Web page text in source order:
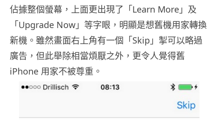
佔據整個螢幕，上面更出現了「Learn More」及
「Upgrade Now」等字眼，明顯是想舊機用家轉換
新機。雖然畫面右上角有一個「Skip」掣可以略過
廣告，但此舉除相當煩厭之外，更令人覺得舊
iPhone 用家不被尊重。